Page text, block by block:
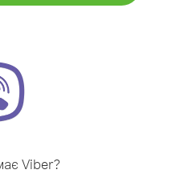
Viber?